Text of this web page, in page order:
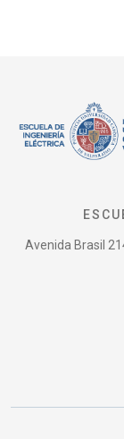
Avenida Brasil